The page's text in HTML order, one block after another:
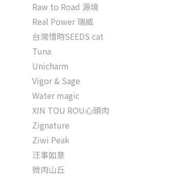
Raw to Road 源境
Real Power 瑞威
台灣惜時SEEDS cat
Tuna
Unicharm
Vigor & Sage
Water magic
XIN TOU ROU心頭肉
Zignature
Ziwi Peak
汪事如意
微肉山丘